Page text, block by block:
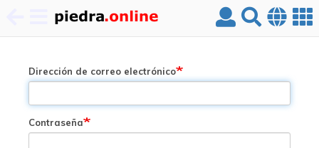
contenido
principal
Dirección de correo electrónico
Contraseña